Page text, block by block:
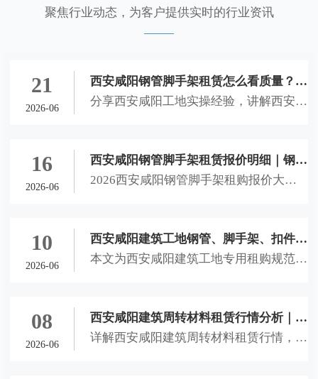
聚焦行业动态，为客户提供实时的行业资讯
21
2026-06
西安咸阳钢管脚手架租赁怎么看质量？钢
管、脚手架、扣件进场挑选实操经验
分享西安咸阳工地实操经验，讲解西安钢
大家辨别劣质建材，避开租赁隐患，保障
工地施工安全。
16
2026-06
西安咸阳钢管脚手架租赁报价明细｜钢管
租售计费方式、结算理赔全攻略
2026西安咸阳钢管脚手架租购报价大
方式、隐形收费及理赔标准，助力本地工
地省钱避坑。
10
2026-06
西安咸阳建筑工地钢管、脚手架、扣件租
购选用规范文档
本文为西安咸阳建筑工地专用租购规范文
标准、进场验收流程与合作风控细则，适
配西安未央、灞桥、咸阳秦都、西咸新区
08
2026-06
西安咸阳建筑周转材料租赁行情分析｜钢
管租售、脚手架租赁、扣件租赁全套选材
详解西安咸阳建筑周转材料租赁行情，科